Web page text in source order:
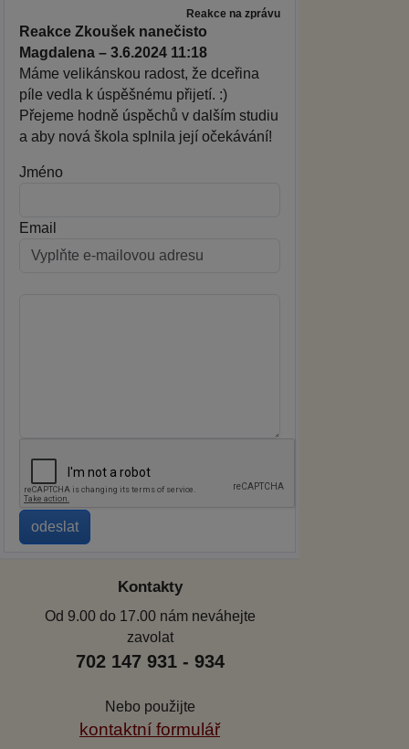
Reakce na zprávu
Reakce Zkoušek nanečisto
Magdalena – 3.6.2024 11:18
Máme velikánskou radost, že dceřina
píle vedla k úspěšnému přijetí. :)
Přejeme hodně úspěchů v dalším studiu
a aby nová škola splnila její očekávání!
Jméno
Email
Kontakty
Od 9.00 do 17.00 nám neváhejte
zavolat
702 147 931 - 934
Nebo použijte
kontaktní formulář